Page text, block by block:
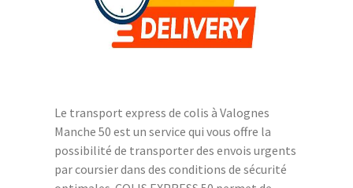
Le transport express de colis à Valognes
Manche 50 est un service qui vous offre la
possibilité de transporter des envois urgents
par coursier dans des conditions de sécurité